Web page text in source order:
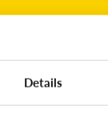
Details
tieners
komen
in de rug
waar ze op